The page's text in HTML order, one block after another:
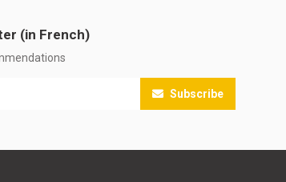
(in French)
Subscribe